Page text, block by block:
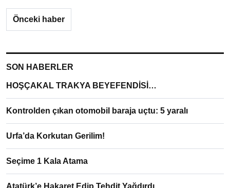
Önceki haber
SON HABERLER
HOŞÇAKAL TRAKYA BEYEFENDİSİ…
Kontrolden çıkan otomobil baraja uçtu: 5 yaralı
Urfa’da Korkutan Gerilim!
Seçime 1 Kala Atama
Atatürk’e Hakaret Edip Tehdit Yağdırdı